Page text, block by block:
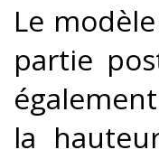
Le
partie
la